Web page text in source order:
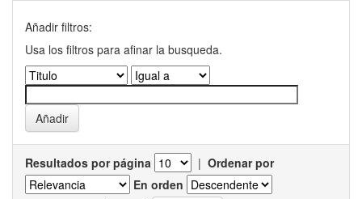
Añadir filtros:
Usa los filtros para afinar la busqueda.
Resultados por página | Ordenar por
En orden